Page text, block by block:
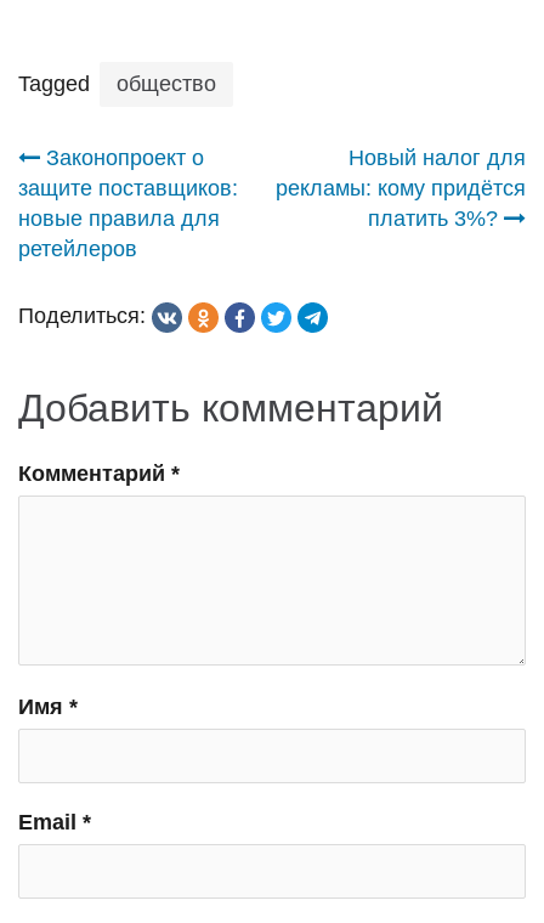
Tagged общество
Навигация
по
Законопроект о
защите поставщиков:
новые правила для
ретейлеров
Новый налог для
рекламы: кому придётся
платить 3%?
Поделиться:
Добавить комментарий
Комментарий *
Имя *
Email *